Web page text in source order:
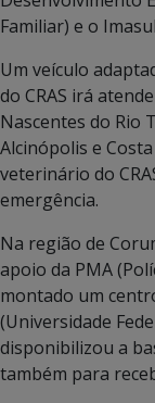
Familiar) e o
Um veículo
do CRAS irá
Nascentes do Rio
Alcinópolis e
veterinário do
emergência.
Na região de
apoio da PMA
montado um
(Universidade
disponibilizou a
também para